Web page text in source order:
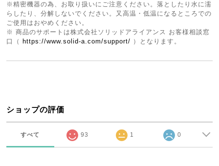
※精密機器の為、お取り扱いにご注意ください。落としたり水に濡
らしたり、分解しないでください。又高温・低温になるところでの
ご使用はおやめください。
※ 商品のサポートは株式会社ソリッドアライアンス お客様相談窓
口（
https://www.solid-a.com/support/ ）となります。
ショップの評価
すべて 93 1 0